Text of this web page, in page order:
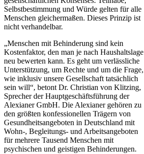
Selbstbestimmung und Würde gelten für alle
Menschen gleichermaßen. Dieses Prinzip ist
nicht verhandelbar.
„Menschen mit Behinderung sind kein
Kostenfaktor, den man je nach Haushaltslage
neu bewerten kann. Es geht um verlässliche
Unterstützung, um Rechte und um die Frage,
wie inklusiv unsere Gesellschaft tatsächlich
sein will“, betont Dr. Christian von Klitzing,
Sprecher der Hauptgeschäftsführung der
Alexianer GmbH. Die Alexianer gehören zu
den größten konfessionellen Trägern von
Gesundheitsangeboten in Deutschland mit
Wohn-, Begleitungs- und Arbeitsangeboten
für mehrere Tausend Menschen mit
psychischen und geistigen Behinderungen.